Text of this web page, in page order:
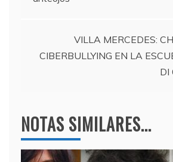
o
de
entradasVILLA MERCEDES:
CIBERBULLYING EN LA
DI
NOTAS SIMILARES...